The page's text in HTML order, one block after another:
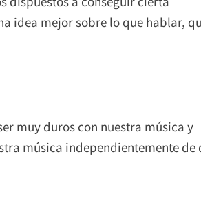
idea mejor sobre lo que hablar,
muy duros con nuestra música y
música independientemente de